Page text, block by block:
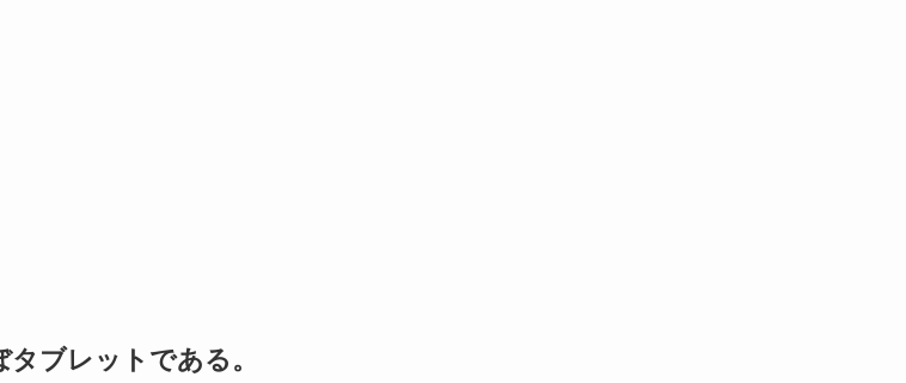
ブレットである。